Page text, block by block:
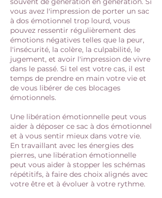
vous avez l'impression de porter un sac
à dos émotionnel trop lourd, vous
pouvez ressentir régulièrement des
émotions négatives telles que la peur,
l'insécurité, la colère, la culpabilité, le
jugement, et avoir l'impression de vivre
dans le passé. Si tel est votre cas, il est
temps de prendre en main votre vie et
de vous libérer de ces blocages
émotionnels.
Une libération émotionnelle peut vous
aider à déposer ce sac à dos émotionnel
et à vous sentir mieux dans votre vie.
En travaillant avec les énergies des
pierres, une libération émotionnelle
peut vous aider à stopper les schémas
répétitifs, à faire des choix alignés avec
votre être et à évoluer à votre rythme.